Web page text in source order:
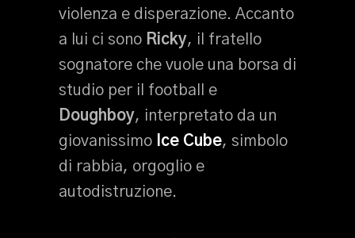
violenza e disperazione. Accanto
a lui ci sono Ricky, il fratello
sognatore che vuole una borsa di
studio per il football e
Doughboy, interpretato da un
giovanissimo Ice Cube, simbolo
di rabbia, orgoglio e
autodistruzione.